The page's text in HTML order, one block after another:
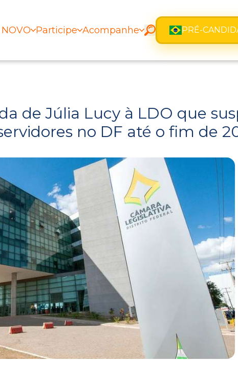
NOVO Participe Acompanhe PRÉ-
de Júlia Lucy à LDO que
no DF até o fim de